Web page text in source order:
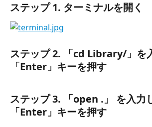
ステップ 1. ターミナルを開く
ステップ 2. 「cd Library/」 を
「Enter」キーを押す
ステップ 3. 「open . 」 を入力
「Enter」キーを押す